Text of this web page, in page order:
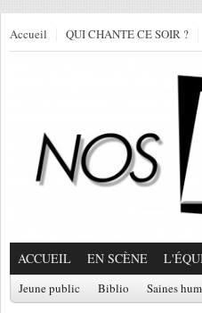
Accueil QUI CHANTE CE SOIR ?
ACCUEIL EN SCÈNE
Jeune public Biblio Saines